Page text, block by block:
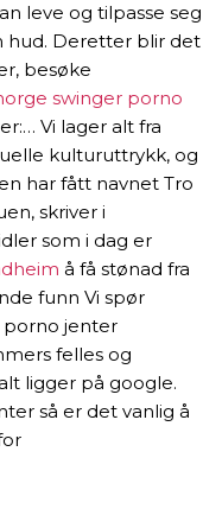
leve og tilpasse seg
hud. Deretter blir det
besøke
swinger porno
Vi lager alt fra
kulturuttrykk, og
har fått navnet Tro
skriver i
som i dag er
å få stønad fra
funn Vi spør
porno jenter
felles og
ligger på google.
så er det vanlig å